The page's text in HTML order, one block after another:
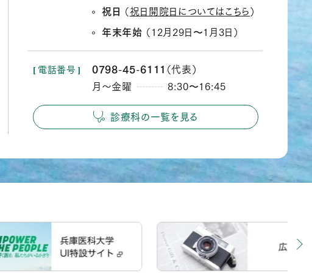
祝日 （祝日開院日についてはこちら ）
年末年始 （12月29日
1月3日）
電話番号
0798
‐
45 6111 （代表）
月～金曜
8:30
16:45
診療科の一覧を見る